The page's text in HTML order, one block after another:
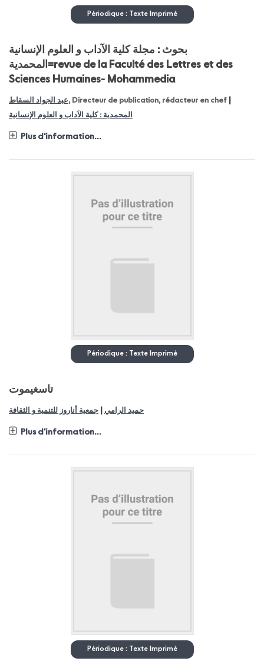
Périodique : Texte Imprimé
بحوث : مجلة كلية الآداب و العلوم الإنسانية
المحمدية=revue de la Faculté des Lettres et des
Sciences Humaines- Mohammedia
عبد الجواد السقاط, Directeur de publication, rédacteur en chef
المحمدية : كلية الاَداب و العلوم الإنسانية
Plus d'information...
Périodique : Texte Imprimé
تاسغيموت
حميد الرامي جمعية أناروز للتنمية و الثقافة
Plus d'information...
Périodique : Texte Imprimé